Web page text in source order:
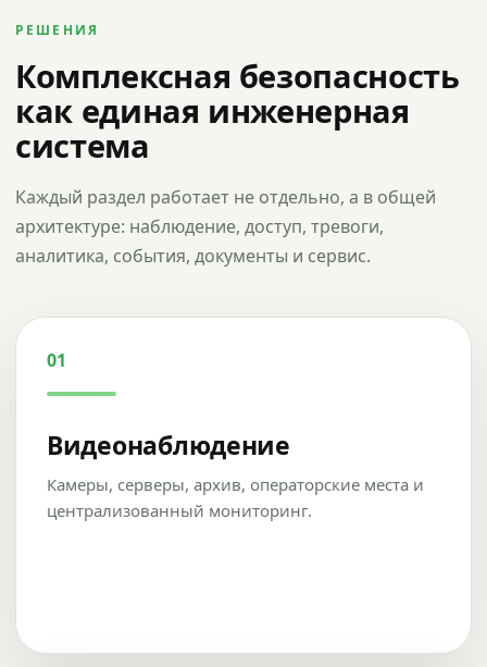
РЕШЕНИЯ
Комплексная безопасность
как единая инженерная
система
Каждый раздел работает не отдельно, а в общей
архитектуре: наблюдение, доступ, тревоги,
аналитика, события, документы и сервис.
01
Видеонаблюдение
Камеры, серверы, архив, операторские места и
централизованный мониторинг.